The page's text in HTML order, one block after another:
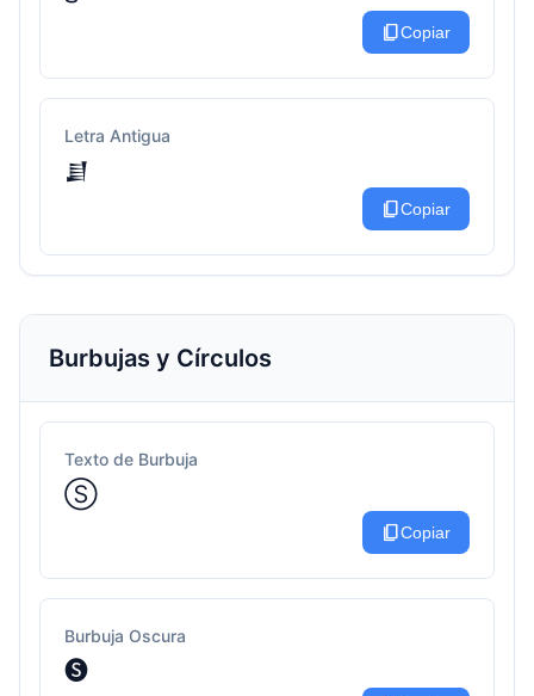
content_copyCopiar
Letra Antigua
𒋗
content_copyCopiar
Burbujas y Círculos
Texto de Burbuja
Ⓢ
content_copyCopiar
Burbuja Oscura
🅢